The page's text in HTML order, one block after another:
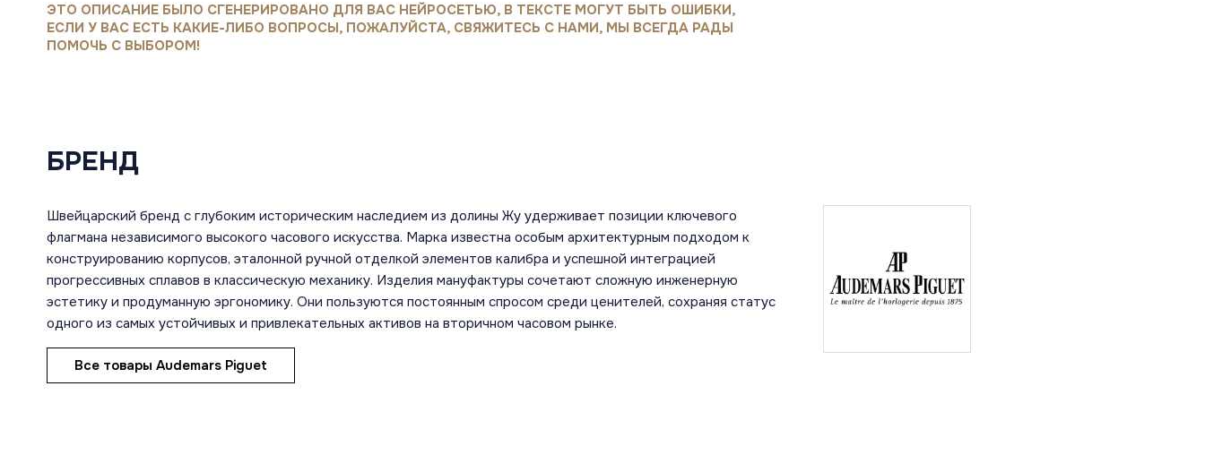
ЭТО ОПИСАНИЕ БЫЛО СГЕНЕРИРОВАНО ДЛЯ ВАС НЕЙРОСЕТЬЮ, В ТЕКСТЕ МОГУТ БЫТЬ ОШИБКИ,
ЕСЛИ У ВАС ЕСТЬ КАКИЕ-ЛИБО ВОПРОСЫ, ПОЖАЛУЙСТА, СВЯЖИТЕСЬ С НАМИ, МЫ ВСЕГДА РАДЫ
ПОМОЧЬ С ВЫБОРОМ!
БРЕНД
Швейцарский бренд с глубоким историческим наследием из долины Жу удерживает позиции ключевого
флагмана независимого высокого часового искусства. Марка известна особым архитектурным подходом к
конструированию корпусов, эталонной ручной отделкой элементов калибра и успешной интеграцией
прогрессивных сплавов в классическую механику. Изделия мануфактуры сочетают сложную инженерную
эстетику и продуманную эргономику. Они пользуются постоянным спросом среди ценителей, сохраняя статус
одного из самых устойчивых и привлекательных активов на вторичном часовом рынке.
Все товары Audemars Piguet